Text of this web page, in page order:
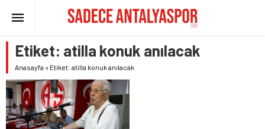
Etiket: atilla konuk anılacak
Anasayfa » Etiket: atilla konuk anılacak